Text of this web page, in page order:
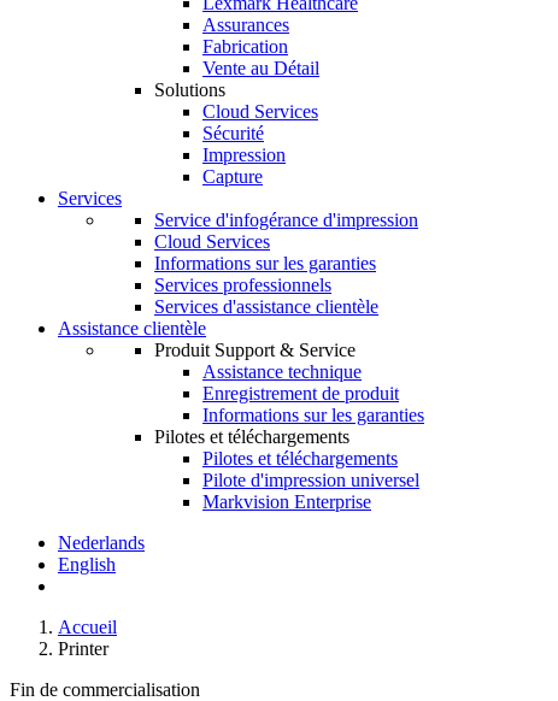
Assurances
Fabrication
Vente au Détail
Solutions
Cloud Services
Sécurité
Impression
Capture
Services
Service d'infogérance d'impression
Cloud Services
Informations sur les garanties
Services professionnels
Services d'assistance clientèle
Assistance clientèle
Produit Support & Service
Assistance technique
Enregistrement de produit
Informations sur les garanties
Pilotes et téléchargements
Pilotes et téléchargements
Pilote d'impression universel
Markvision Enterprise
Nederlands
English
Accueil
Printer
Fin de commercialisation